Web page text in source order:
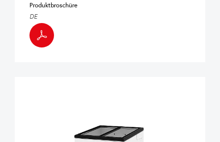
Produktbroschüre
DE